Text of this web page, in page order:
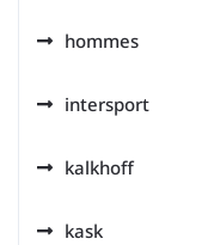
hommes
intersport
kalkhoff
kask